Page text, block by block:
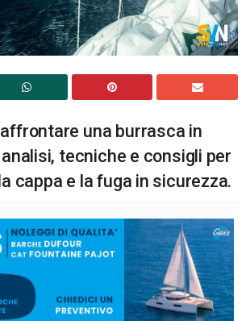
una burrasca in
tecniche e consigli per
cappa e la fuga in sicurezza.